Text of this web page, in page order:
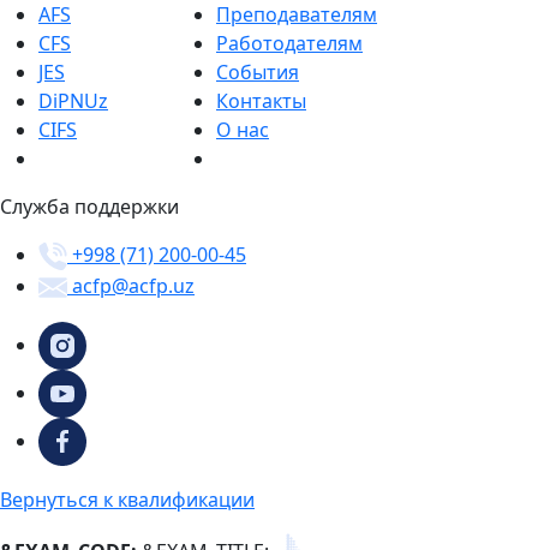
AFS
CFS
JES
DiPNUz
CIFS
Преподавателям
Работодателям
События
Контакты
О нас
Служба поддержки
+998 (71) 200-00-45
acfp@acfp.uz
Вернуться к квалификации